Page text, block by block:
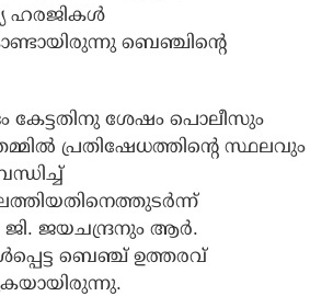
ഹരജികൾ
ബെഞ്ചിന്റെ
കേട്ടതിനു ശേഷം പൊലീസും
പ്രതിഷേധത്തിന്റെ സ്ഥലവും
ജി. ജയചന്ദ്രനും ആർ.
ബെഞ്ച് ഉത്തരവ്